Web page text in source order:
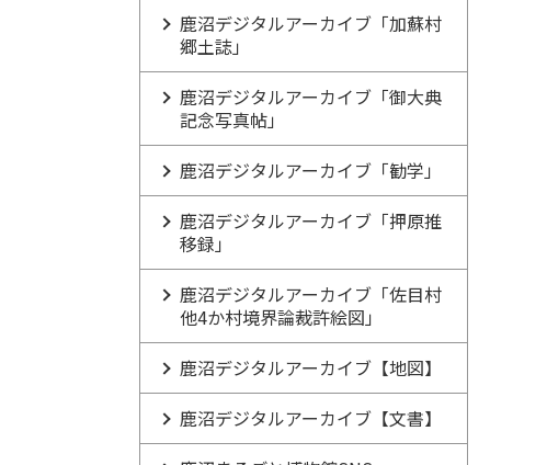
鹿沼デジタルアーカイブ「加蘇村
郷土誌」
鹿沼デジタルアーカイブ「御大典
記念写真帖」
鹿沼デジタルアーカイブ「勧学」
鹿沼デジタルアーカイブ「押原推
移録」
鹿沼デジタルアーカイブ「佐目村
他4か村境界論裁許絵図」
鹿沼デジタルアーカイブ【地図】
鹿沼デジタルアーカイブ【文書】